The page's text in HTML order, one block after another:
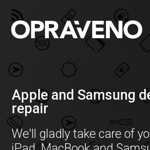
Price list iPhone 16 Pro Max
Apple and Samsung
repair
We'll gladly take care of